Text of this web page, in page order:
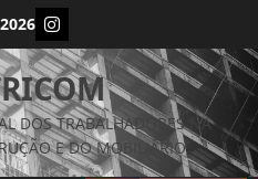
Instagram
DOS TRABALHADORES NA
E DO MOBILIÁRIO